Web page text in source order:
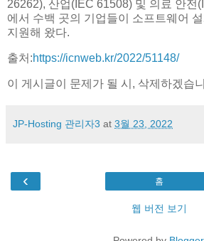
26262), 산업(IEC 61508) 및 의료 안전
에서 수백 곳의 기업들이 소프트웨어
지원해 왔다.
출처:https://icnweb.kr/2022/51148/
이 게시글이 문제가 될 시, 삭제하겠습
JP-Hosting 관리자3 at 3월 23, 2022
‹ 홈
웹 버전 보기